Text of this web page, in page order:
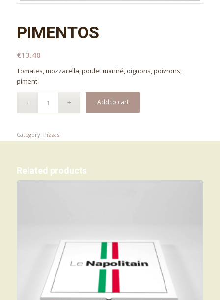
PIMENTOS
€13.40
Tomates, mozzarella, poulet mariné, oignons, poivrons,
piment
Add to cart
Category: Pizzas
Related products